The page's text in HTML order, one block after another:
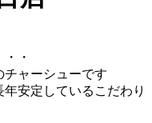
・
チャーシューです
安定しているこだわり